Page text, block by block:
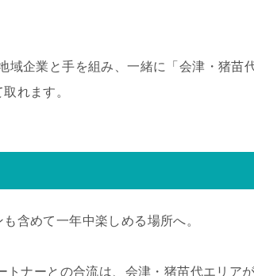
域企業と手を組み、一緒に「会津・猪苗
れます。
含めて一年中楽しめる場所へ。
ナーとの合流は、会津・猪苗代エリア